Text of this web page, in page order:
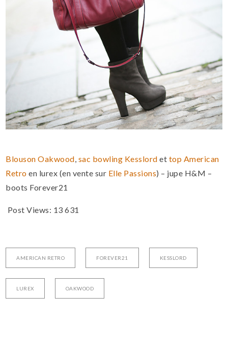
Blouson Oakwood, sac bowling Kesslord et top American
Retro en lurex (en vente sur Elle Passions) – jupe H&M –
boots Forever21
Post Views: 13 631
AMERICAN RETRO FOREVER21 KESSLORD
LUREX OAKWOOD